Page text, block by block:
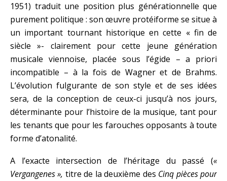
1951) traduit une position plus générationnelle que
purement politique : son œuvre protéiforme se situe à
un important tournant historique en cette « fin de
siècle »- clairement pour cette jeune génération
musicale viennoise, placée sous l’égide – a priori
incompatible – à la fois de Wagner et de Brahms.
L’évolution fulgurante de son style et de ses idées
sera, de la conception de ceux-ci jusqu’à nos jours,
déterminante pour l’histoire de la musique, tant pour
les tenants que pour les farouches opposants à toute
forme d’atonalité.
A l’exacte intersection de l’héritage du passé («
Vergangenes », titre de la deuxième des Cinq pièces pour